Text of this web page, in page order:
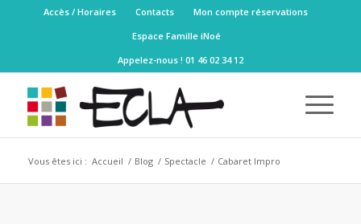
Accès / Horaires Contacts
Mon compte réservations
Espace Famille iNoé
Appelez-nous ! 01 46 02 34 12
Vous êtes ici : Accueil / Blog / Spectacle / Cabaret Impro